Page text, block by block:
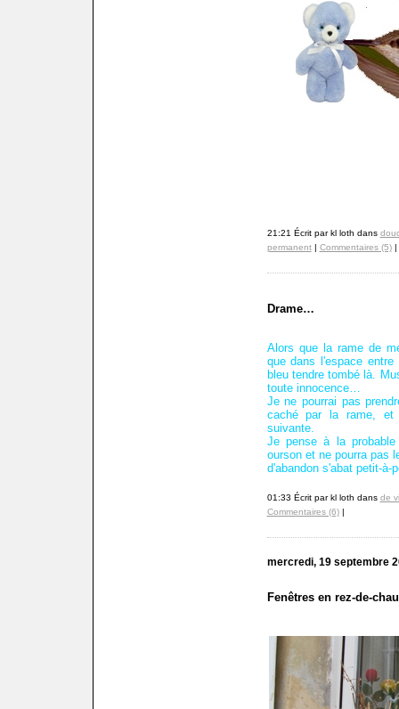
21:21 Écrit par kl loth dans
permanent| Commentaires (5)|
Drame…
Alors que la rame de
que dans l'espace
bleu tendre tombé là.
toute innocence…
Je ne pourrai pas
caché par la rame, et
suivante.
Je pense à la
ourson et ne pourra pas
d'abandon s'abat petit-à-
01:33 Écrit par kl loth dans de
Commentaires (6)|
mercredi, 19 septembre
Fenêtres en rez-de-